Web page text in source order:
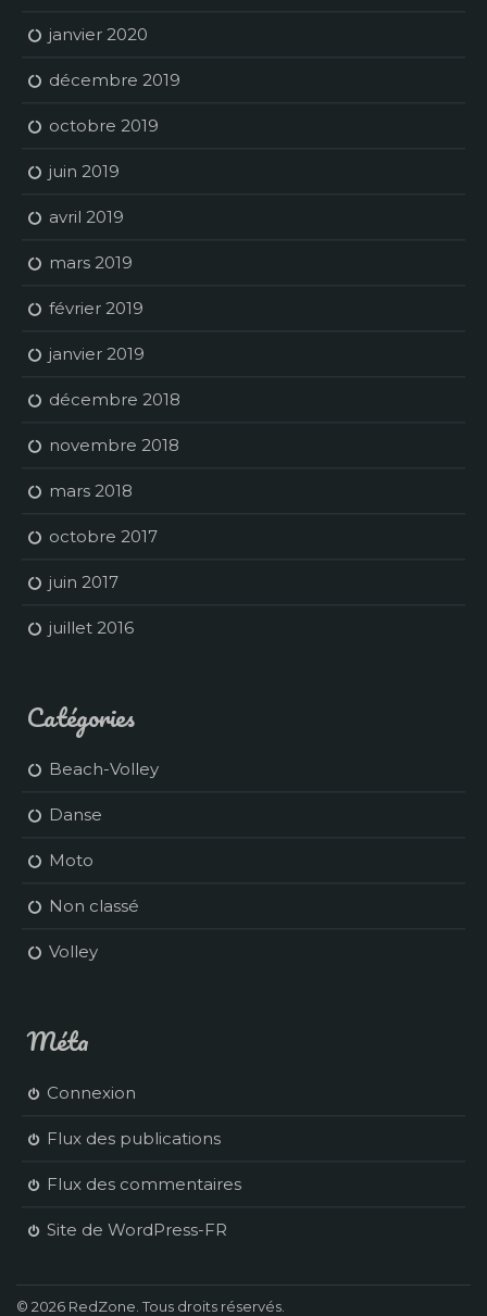
janvier 2020
décembre 2019
octobre 2019
juin 2019
avril 2019
mars 2019
février 2019
janvier 2019
décembre 2018
novembre 2018
mars 2018
octobre 2017
juin 2017
juillet 2016
Catégories
Beach-Volley
Danse
Moto
Non classé
Volley
Méta
Connexion
Flux des publications
Flux des commentaires
Site de WordPress-FR
© 2026 RedZone. Tous droits réservés.